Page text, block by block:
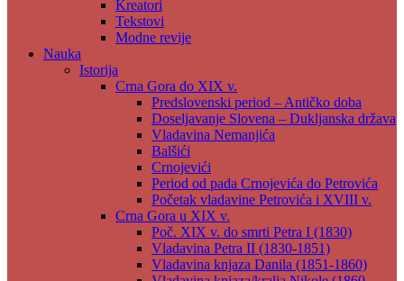
Kreatori
Tekstovi
Modne revije
Nauka
Istorija
Crna Gora do XIX v.
Predslovenski period – Antičko doba
Doseljavanje Slovena – Dukljanska država
Vladavina Nemanjića
Balšići
Crnojevići
Period od pada Crnojevića do Petrovića
Početak vladavine Petrovića i XVIII v.
Crna Gora u XIX v.
Poč. XIX v. do smrti Petra I (1830)
Vladavina Petra II (1830-1851)
Vladavina knjaza Danila (1851-1860)